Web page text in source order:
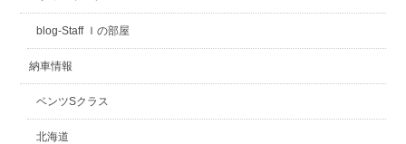
blog-Staff Ｉの部屋
納車情報
ベンツSクラス
北海道